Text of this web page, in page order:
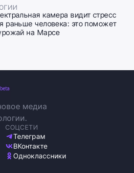
камера видит стресс
раньше человека: это поможет
на Марсе
медиа
СОЦСЕТИ
Телеграм
ВКонтакте
Одноклассники